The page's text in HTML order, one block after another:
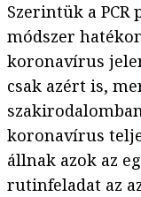
Szerintük a
módszer
koronavírus
csak azért is,
koronavírus
állnak azok az
rutinfeladat az